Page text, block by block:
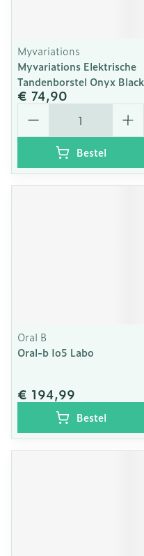
Myvariations
Myvariations Elektrische
Tandenborstel Onyx Black
€ 74,90
Aantal
Bestel
Oral B
Oral-b Io5 Labo
€ 194,99
Bestel